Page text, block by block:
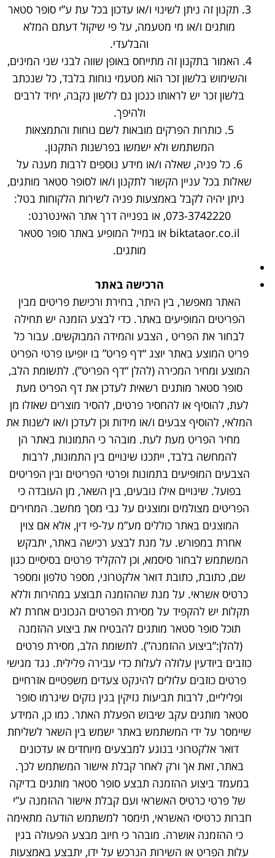
3. תקנון זה ניתן לשינוי ו/או עדכון בכל עת ע”י סופר סטאר
מותגים ו/או מי מטעמה, על פי שיקול דעתם המלא
והבלעדי.
4. האמור בתקנון זה מתייחס באופן שווה לבני שני המינים,
והשימוש בלשון זכר הוא מטעמי נוחות בלבד, כל שנכתב
בלשון זכר יש לראותו כנכון גם ללשון נקבה, יחיד לרבים
ולהיפך.
5. כותרות הפרקים מובאות לשם נוחות והתמצאות
המשתמש ולא ישמשו בפרשנות התקנון.
6. כל פניה, שאלה ו/או מידע נוספים לרבות מענה על
שאלות בכל עניין הקשור לתקנון ו/או לסופר סטאר מותגים,
ניתן יהיה לקבל באמצעות פניה לשירות הלקוחות בטל:
073-3742220, או בפנייה דרך אתר האינטרנט:
biktataor.co.il או במייל המופיע באתר סופר סטאר
מותגים.
הרכישה באתר
האתר מאפשר, בין היתר, בחירת ורכישת פריטים מבין
הפריטים המופיעים באתר. כדי לבצע הזמנה יש תחילה
לבחור את הפריט , הצבע והמידה המבוקשים. עבור כל
פריט המוצע באתר יוצג “דף פריט” בו יופיעו פרטי הפריט
המוצע ומחיר המכירה (להלן “דף הפריט”). לתשומת הלב,
סופר סטאר מותגים רשאית לעדכן את דף הפריט מעת
לעת, להוסיף או להחסיר פרטים, להסיר מוצרים שאזלו מן
המלאי, להוסיף צבעים ו/או מידות וכן לעדכן ו/או לשנות את
מחיר הפריט מעת לעת. מובהר כי התמונות באתר הן
להמחשה בלבד, ייתכנו שינויים בין התמונות, לרבות
הצבעים המופיעים בתמונות ופרטי הפריטים ובין הפריטים
בפועל. שינויים אילו נובעים, בין השאר, מן העובדה כי
הפריטים מצולמים ומוצגים על גבי מסך מחשב. המחירים
המוצגים באתר כוללים מע”מ על-פי דין, אלא אם צוין
אחרת במפורש. על מנת לבצע רכישה באתר, יתבקש
המשתמש לבחור סיסמא, וכן להקליד פרטים בסיסיים כגון
שם, כתובת, כתובת דואר אלקטרוני, מספר טלפון ומספר
כרטיס אשראי. על מנת שההזמנה תבוצע במהירות וללא
תקלות יש להקפיד על מסירת הפרטים הנכונים אחרת לא
תוכל סופר סטאר מותגים להבטיח את ביצוע ההזמנה
(להלן:”ביצוע ההזמנה”). לתשומת הלב, מסירת פרטים
כוזבים ביודעין עלולה לעלות כדי עבירה פלילית. נגד מגישי
פרטים כוזבים עלולים להינקט צעדים משפטיים אזרחיים
ופליליים, לרבות תביעות נזיקין בגין נזקים שיגרמו סופר
סטאר מותגים עקב שיבוש הפעלת האתר. כמו כן, המידע
שיימסר על ידי המשתמש באתר ישמש בין השאר לשליחת
דואר אלקטרוני בנוגע למבצעים מיוחדים או עדכונים
באתר, זאת אך ורק לאחר קבלת אישור המשתמש לכך.
במעמד ביצוע ההזמנה תבצע סופר סטאר מותגים בדיקה
של פרטי כרטיס האשראי ועם קבלת אישור ההזמנה ע”י
חברות כרטיסי האשראי, תימסר למשתמש הודעה מתאימה
כי ההזמנה אושרה. מובהר כי חיוב מבצע הפעולה בגין
עלות הפריט או השירות הנרכש על ידו, יתבצע באמצעות